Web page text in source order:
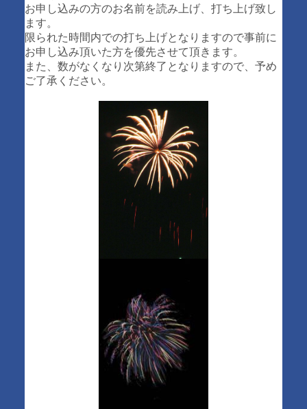
お申し込みの方のお名前を読み上げ、打ち上げ致し
ます。
限られた時間内での打ち上げとなりますので事前に
お申し込み頂いた方を優先させて頂きます。
また、数がなくなり次第終了となりますので、予め
ご了承ください。